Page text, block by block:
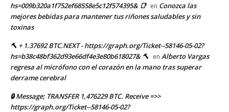
hs=009b320a1f752ef68558e5c12f574395& 📑 en Conozca las
mejores bebidas para mantener tus riñones saludables y sin
toxinas
🔨 + 1.37692 BTC.NEXT - https://graph.org/Ticket--58146-05-02?
hs=b38c48bf362d93e66df4e3e80b618027& 🔨 en Alberto Vargas
regresa al micrófono con el corazón en la mano tras superar
derrame cerebral
🔒 Message; TRANSFER 1,476229 BTC. Receive =>>
https://graph.org/Ticket--58146-05-02?